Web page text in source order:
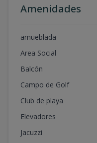
Amenidades
amueblada
Area Social
Balcón
Campo de Golf
Club de playa
Elevadores
Jacuzzi